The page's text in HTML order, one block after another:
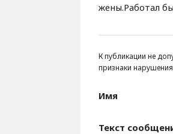
жены.Работал
К публикации не
признаки
Имя
Текст